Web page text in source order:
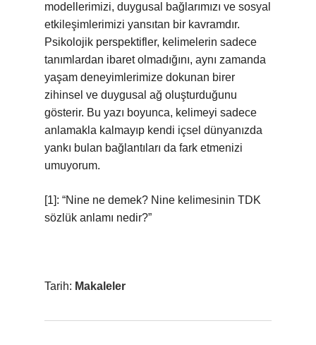
modellerimizi, duygusal bağlarımızı ve sosyal
etkileşimlerimizi yansıtan bir kavramdır.
Psikolojik perspektifler, kelimelerin sadece
tanımlardan ibaret olmadığını, aynı zamanda
yaşam deneyimlerimize dokunan birer
zihinsel ve duygusal ağ oluşturduğunu
gösterir. Bu yazı boyunca, kelimeyi sadece
anlamakla kalmayıp kendi içsel dünyanızda
yankı bulan bağlantıları da fark etmenizi
umuyorum.
[1]: “Nine ne demek? Nine kelimesinin TDK
sözlük anlamı nedir?”
Tarih: Makaleler